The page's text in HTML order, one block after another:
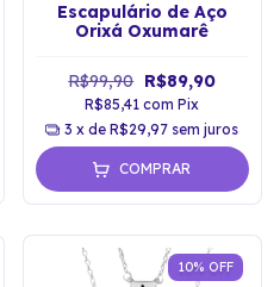
Escapulário de Aço
Orixá Oxumarê
R$99,90 R$89,90
R$85,41com Pix
3 x deR$29,97 sem juros
COMPRAR
10% OFF